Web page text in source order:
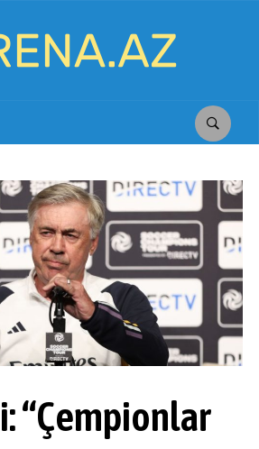
“Çempionlar